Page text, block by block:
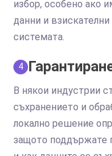
избор, особено ако
данни и
системата.
4
В някои индустрии
съхранението и
локално решение
защото поддържате